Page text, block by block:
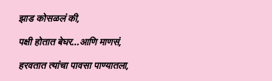
झाड कोसळलं की,
पक्षी होतात बेघर…आणि माणसं,
हरवतात त्यांचा पावसा पाण्यातला,